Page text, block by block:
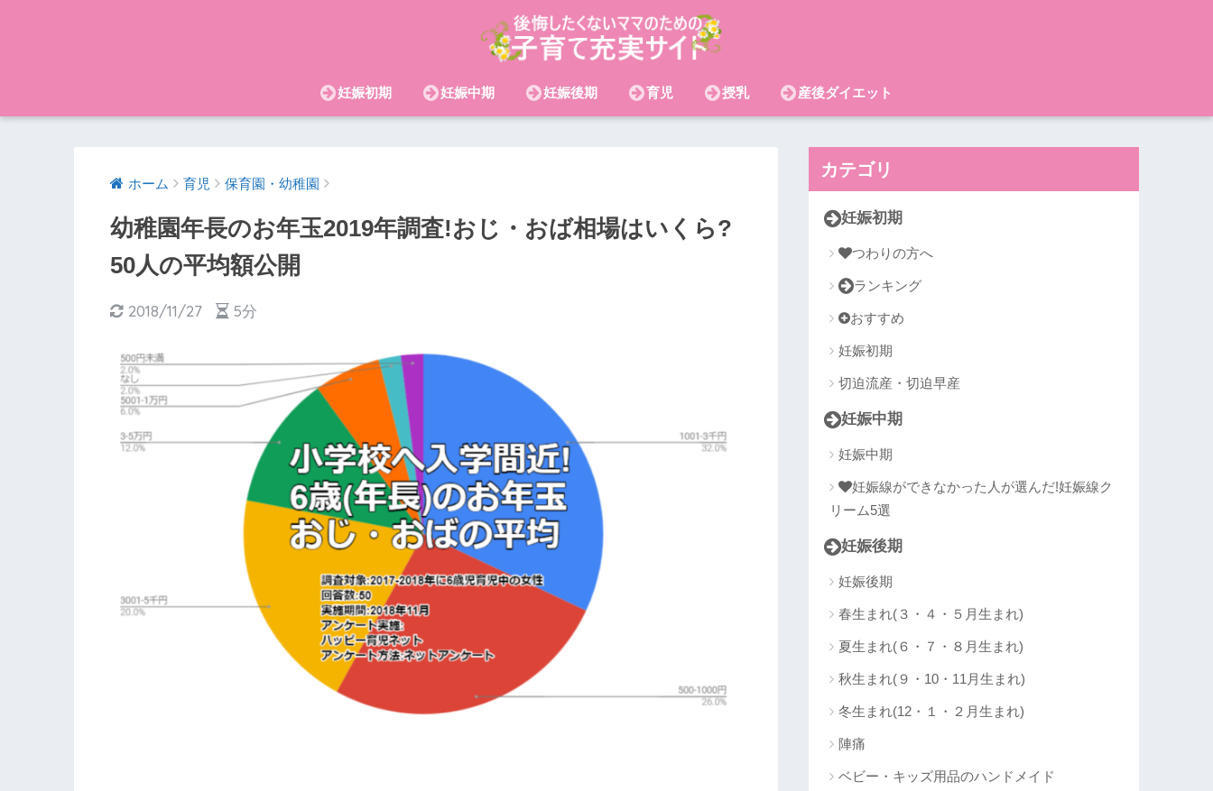
妊娠初期 妊娠中期 妊娠後期 育児 授乳 産後ダイエット
ホーム 育児 保育園・幼稚園
幼稚園年長のお年玉2019年調査!おじ・おば相場はいくら?
50人の平均額公開
2018/11/27 5分
カテゴリ
妊娠初期
つわりの方へ
ランキング
おすすめ
妊娠初期
切迫流産・切迫早産
妊娠中期
妊娠中期
妊娠線ができなかった人が選んだ!妊娠線ク
リーム5選
妊娠後期
妊娠後期
春生まれ(３・４・５月生まれ)
夏生まれ(６・７・８月生まれ)
秋生まれ(９・10・11月生まれ)
冬生まれ(12・１・２月生まれ)
陣痛
ベビー・キッズ用品のハンドメイド